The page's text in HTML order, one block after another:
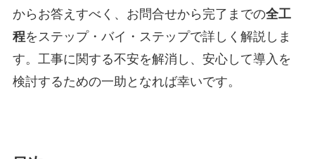
からお答えすべく、お問合せから完了までの全工
程をステップ・バイ・ステップで詳しく解説しま
す。工事に関する不安を解消し、安心して導入を
検討するための一助となれば幸いです。